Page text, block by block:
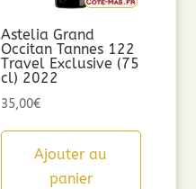
Astelia Grand
Occitan Tannes 122
Travel Exclusive (75
cl) 2022
35,00€
Ajouter au
panier